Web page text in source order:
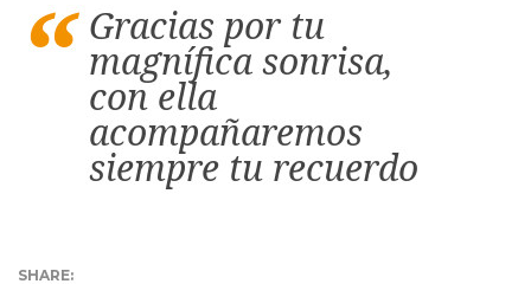
Gracias por tu
magnífica sonrisa,
con ella
acompañaremos
siempre tu recuerdo